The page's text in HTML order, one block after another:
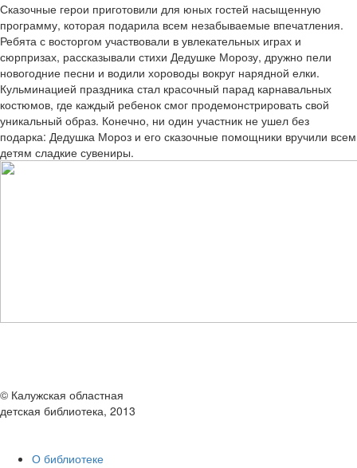
Сказочные герои приготовили для юных гостей насыщенную
программу, которая подарила всем незабываемые впечатления.
Ребята с восторгом участвовали в увлекательных играх и
сюрпризах, рассказывали стихи Дедушке Морозу, дружно пели
новогодние песни и водили хороводы вокруг нарядной елки.
Кульминацией праздника стал красочный парад карнавальных
костюмов, где каждый ребенок смог продемонстрировать свой
уникальный образ. Конечно, ни один участник не ушел без
подарка: Дедушка Мороз и его сказочные помощники вручили всем
детям сладкие сувениры.
© Калужская областная
детская библиотека, 2013
О библиотеке